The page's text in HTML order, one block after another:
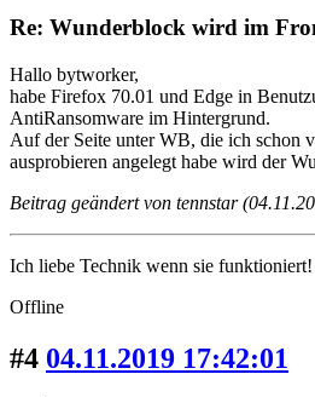
Re: Wunderblock wird im
Hallo bytworker,
habe Firefox 70.01 und Edge in
AntiRansomware im Hintergrund.
Auf der Seite unter WB, die ich schon
ausprobieren angelegt habe wird der
Beitrag geändert von tennstar
Ich liebe Technik wenn sie funktioniert!
Offline
#4 04.11.2019 17:42:01